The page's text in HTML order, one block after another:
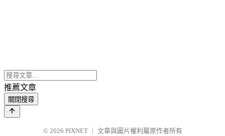
推薦文章
關閉搜尋
© 2026 PIXNET
文章與圖片權利屬原作者所有